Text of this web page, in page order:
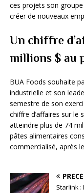
ces projets son
créer de nouveaux
Un chiffre
millions $ au
BUA Foods souhaite
industrielle et son
semestre de son
chiffre d’affaires sur
atteindre plus de 74
pâtes alimentaires
commercialisé, après
Starlink :